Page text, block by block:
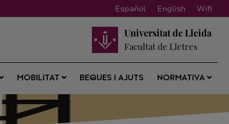
Español English Wifi
Universitat de Lleida
Facultat de Lletres
MOBILITAT BEQUES I AJUTS NORMATIVA